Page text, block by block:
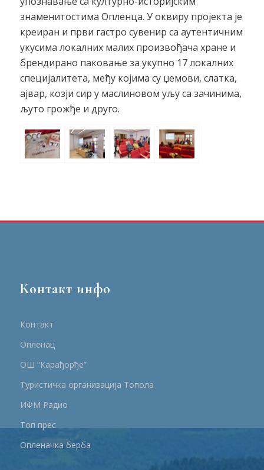
знаменитостима Опленца. У оквиру пројекта је
креиран и први гастро сувенир са аутентичним
укусима локалних малих произвођача хране и
брендирано паковање за укупно 17 локалних
специјалитета, међу којима су џемови, слатка,
ајвар, козји сир у маслиновом уљу са зачинима,
љуто грожђе и друго.
Контакт инфо
Контакт
Опленац
ОШ “Карађорђе”
Туристичка организација Топола
ИФМ Радио
Топ прес
Опленачка берба